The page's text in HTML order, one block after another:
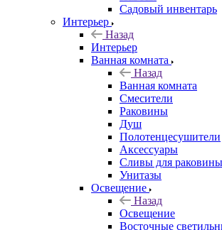
Садовый инвентарь
Интерьер
Назад
Интерьер
Ванная комната
Назад
Ванная комната
Смесители
Раковины
Душ
Полотенцесушители
Аксессуары
Сливы для раковины
Унитазы
Освещение
Назад
Освещение
Восточные